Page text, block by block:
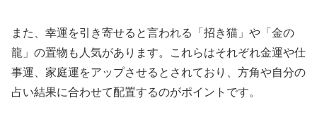
また、幸運を引き寄せると言われる「招き猫」や「金の
龍」の置物も人気があります。これらはそれぞれ金運や仕
事運、家庭運をアップさせるとされており、方角や自分の
占い結果に合わせて配置するのがポイントです。